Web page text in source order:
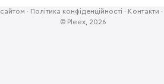
· Політика конфіденційності · Контакти ·
© Pleex, 2026